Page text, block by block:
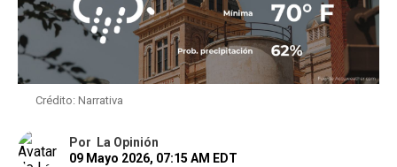
Crédito: Narrativa
Por
La Opinión
09 Mayo 2026, 07:15 AM EDT